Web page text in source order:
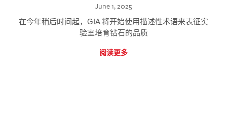
June 1, 2025
在今年稍后时间起，GIA 将开始使用描述性术语来表征实
验室培育钻石的品质
阅读更多